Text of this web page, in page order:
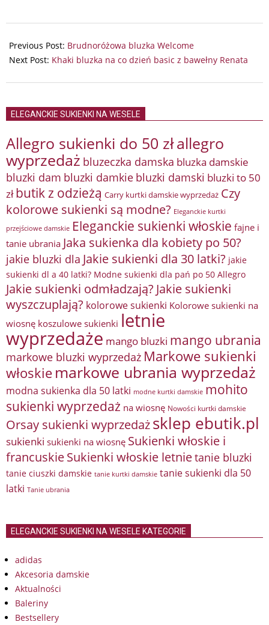
07-
03
Previous Post: Brudnoróżowa bluzka Welcome
Next Post: Khaki bluzka na co dzień basic z bawełny Renata
ELEGANCKIE SUKIENKI NA WESELE
Allegro sukienki do 50 złallegro
wyprzedaż bluzeczka damska bluzka damskie
bluzki dam bluzki damkie bluzki damski bluzki to 50
zł butik z odzieżą Carry kurtki damskie wyprzedaż Czy
kolorowe sukienki są modne? Eleganckie kurtki
przejściowe damskie Eleganckie sukienki włoskie fajne i
tanie ubrania Jaka sukienka dla kobiety po 50?
jakie bluzki dla Jakie sukienki dla 30 latki? jakie
sukienki dl a 40 latki? Modne sukienki dla pań po 50 Allegro
Jakie sukienki odmładzają? Jakie sukienki
wyszczuplają? kolorowe sukienki Kolorowe sukienki na
wiosnę koszulowe sukienki letnie
wyprzedaże mango bluzki mango ubrania
markowe bluzki wyprzedaż Markowe sukienki
włoskie markowe ubrania wyprzedaż
modna sukienka dla 50 latki modne kurtki damskie mohito
sukienki wyprzedaż na wiosnę Nowości kurtki damskie
Orsay sukienki wyprzedażsklep ebutik.pl
sukienki sukienki na wiosnę Sukienki włoskie i
francuskieSukienki włoskie letnietanie bluzki
tanie ciuszki damskie tanie kurtki damskie tanie sukienki dla 50
latki Tanie ubrania
ELEGANCKIE SUKIENKI NA WESELE KATEGORIE
adidas
Akcesoria damskie
Aktualności
Baleriny
Bestsellery